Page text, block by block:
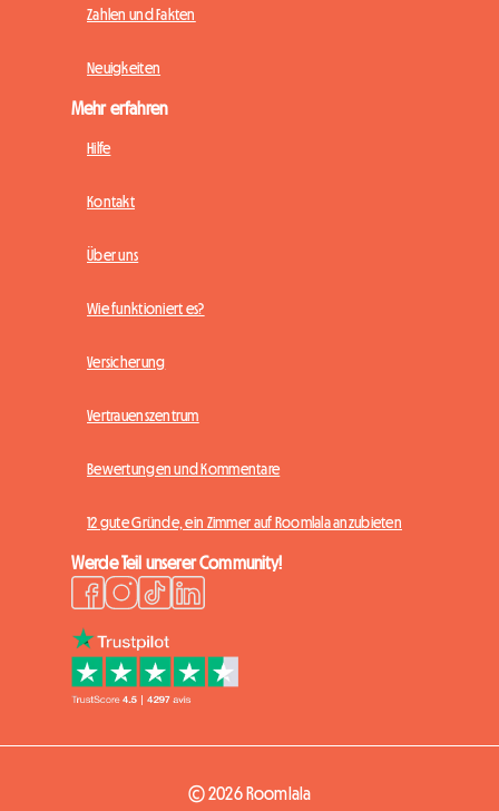
Zahlen und Fakten
Neuigkeiten
Mehr erfahren
Hilfe
Kontakt
Über uns
Wie funktioniert es?
Versicherung
Vertrauenszentrum
Bewertungen und Kommentare
12 gute Gründe, ein Zimmer auf Roomlala anzubieten
Werde Teil unserer Community!
© 2026 Roomlala